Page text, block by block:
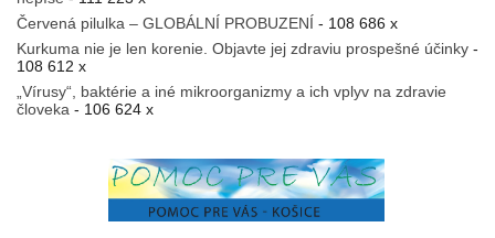
Červená pilulka – GLOBÁLNÍ PROBUZENÍ - 108 686 x
Kurkuma nie je len korenie. Objavte jej zdraviu prospešné účinky -
108 612 x
„Vírusy“, baktérie a iné mikroorganizmy a ich vplyv na zdravie
človeka - 106 624 x